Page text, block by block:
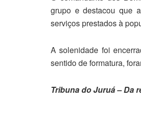
grupo e destacou que
serviços prestados à
A solenidade foi
sentido de formatura,
Tribuna do Juruá – Da